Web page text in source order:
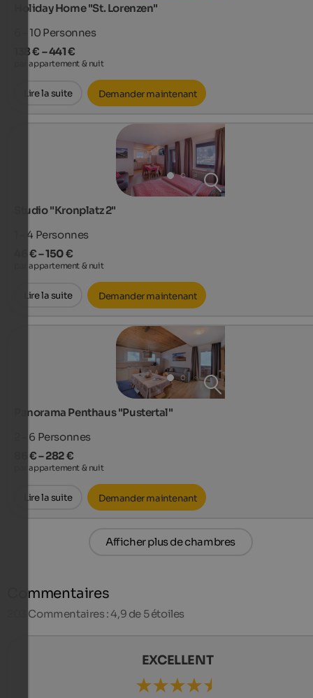
Holiday Home "St. Lorenzen"
6 - 10 Personnes
138 € – 441 €
par appartement & nuit
Lire la suite Demander maintenant
Studio "Kronplatz 2"
1 - 4 Personnes
46 € – 150 €
par appartement & nuit
Lire la suite Demander maintenant
Panorama Penthaus "Pustertal"
2 - 6 Personnes
86 € – 282 €
par appartement & nuit
Lire la suite Demander maintenant
Afficher plus de chambres
Commentaires
Commentaires : 4,9 de 5 étoiles
EXCELLENT